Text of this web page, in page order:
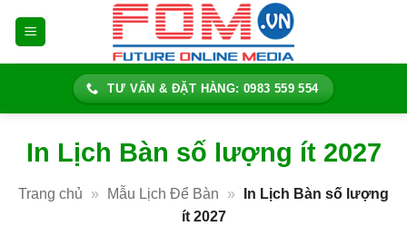
TƯ VẤN & ĐẶT HÀNG: 0983 559 554
In Lịch Bàn số lượng ít 2027
Trang chủ » Mẫu Lịch Để Bàn »
In Lịch Bàn số lượng
ít 2027